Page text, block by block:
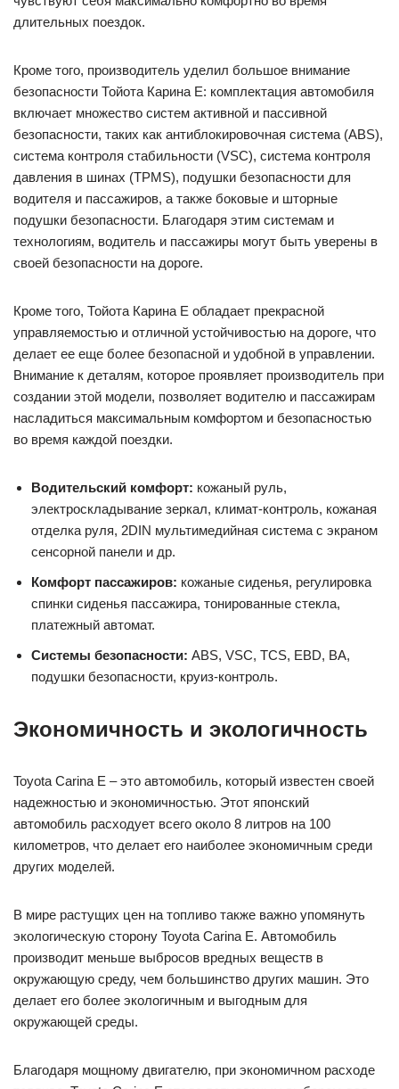
длительных поездок.
Кроме того, производитель уделил большое внимание
безопасности Тойота Карина Е: комплектация автомобиля
включает множество систем активной и пассивной
безопасности, таких как антиблокировочная система (ABS),
система контроля стабильности (VSC), система контроля
давления в шинах (TPMS), подушки безопасности для
водителя и пассажиров, а также боковые и шторные
подушки безопасности. Благодаря этим системам и
технологиям, водитель и пассажиры могут быть уверены в
своей безопасности на дороге.
Кроме того, Тойота Карина Е обладает прекрасной
управляемостью и отличной устойчивостью на дороге, что
делает ее еще более безопасной и удобной в управлении.
Внимание к деталям, которое проявляет производитель при
создании этой модели, позволяет водителю и пассажирам
насладиться максимальным комфортом и безопасностью
во время каждой поездки.
Водительский комфорт: кожаный руль,
электроскладывание зеркал, климат-контроль, кожаная
отделка руля, 2DIN мультимедийная система с экраном
сенсорной панели и др.
Комфорт пассажиров: кожаные сиденья, регулировка
спинки сиденья пассажира, тонированные стекла,
платежный автомат.
Системы безопасности: ABS, VSC, TCS, EBD, BA,
подушки безопасности, круиз-контроль.
Экономичность и экологичность
Toyota Carina E – это автомобиль, который известен своей
надежностью и экономичностью. Этот японский
автомобиль расходует всего около 8 литров на 100
километров, что делает его наиболее экономичным среди
других моделей.
В мире растущих цен на топливо также важно упомянуть
экологическую сторону Toyota Carina E. Автомобиль
производит меньше выбросов вредных веществ в
окружающую среду, чем большинство других машин. Это
делает его более экологичным и выгодным для
окружающей среды.
Благодаря мощному двигателю, при экономичном расходе